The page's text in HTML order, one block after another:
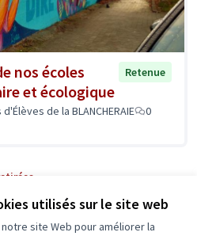
utilisés sur le site web
site Web pour améliorer la
nos écoles
et écologique
Retenue
de la BLANCHERAIE
0